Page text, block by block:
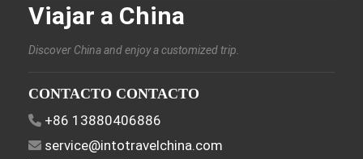
Viajar a China
Discover China and enjoy a customized trip.
CONTACTO CONTACTO
+86 13880406886
service@intotravelchina.com